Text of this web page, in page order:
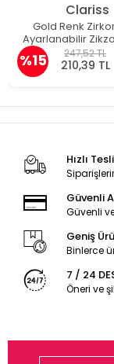
Clariss
Gold Renk
Ayarlanabilir
%15 247,52 TL
210,39 TL
Hızlı
Güvenli
Güvenli
Geniş
Binlerce
7 / 24
Öneri ve